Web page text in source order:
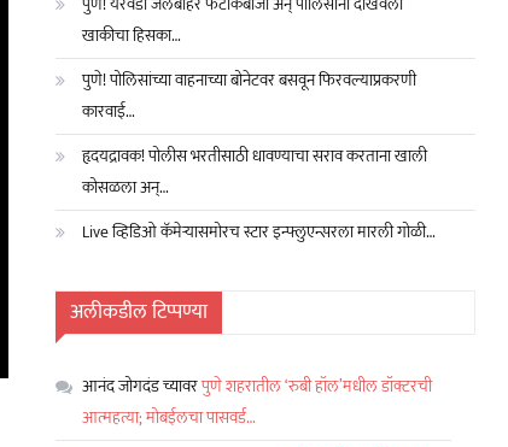
खाकीचा हिसका…
पुणे! पोलिसांच्या वाहनाच्या बोनेटवर बसवून फिरवल्याप्रकरणी
कारवाई…
हृदयद्रावक! पोलीस भरतीसाठी धावण्याचा सराव करताना खाली
कोसळला अन्…
Live व्हिडिओ कॅमेऱ्यासमोरच स्टार इन्फ्लुएन्सरला मारली गोळी…
अलीकडील टिप्पण्या
आनंद जोगदंडच्यावरपुणे शहरातील ‘रुबी हॉल’मधील डॉक्टरची
आत्महत्या; मोबईलचा पासवर्ड…